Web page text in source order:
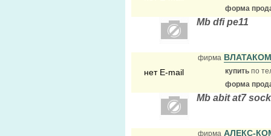
форма
Mb dfi pe11
нет E-mail
фирма
купить по
форма
Mb abit at7
фирма АЛЕКС-